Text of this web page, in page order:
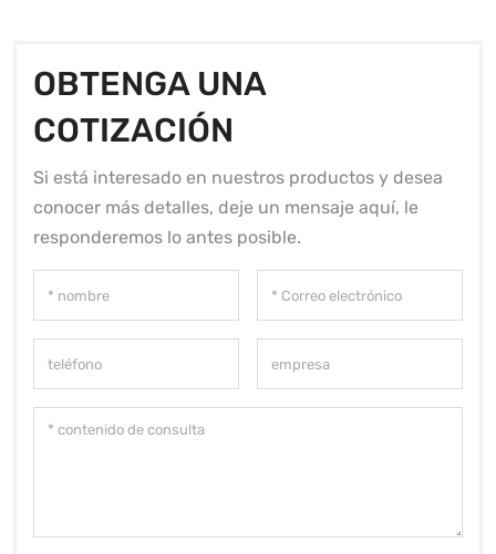
OBTENGA UNA
COTIZACIÓN
Si está interesado en nuestros productos y desea
conocer más detalles, deje un mensaje aquí, le
responderemos lo antes posible.